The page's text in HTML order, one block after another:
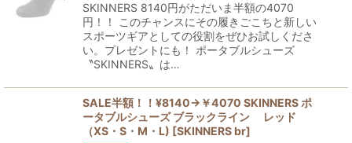
SKINNERS 8140円がただいま半額の4070
円！！ このチャンスにその履きごこちと新しい
スポーツギアとしての役割をぜひお試しくださ
い。プレゼントにも！ ポータブルシューズ
〝SKINNERS〟は…
SALE半額！！¥8140→￥4070 SKINNERS ポ
ータブルシューズ ブラックライン レッド
（XS・S・M・L) [SKINNERS br]